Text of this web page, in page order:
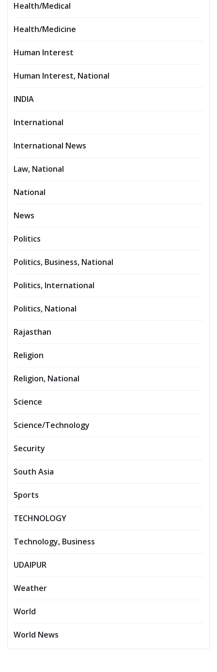
Health/Medical
Health/Medicine
Human Interest
Human Interest, National
INDIA
International
International News
Law, National
National
News
Politics
Politics, Business, National
Politics, International
Politics, National
Rajasthan
Religion
Religion, National
Science
Science/Technology
Security
South Asia
Sports
TECHNOLOGY
Technology, Business
UDAIPUR
Weather
World
World News